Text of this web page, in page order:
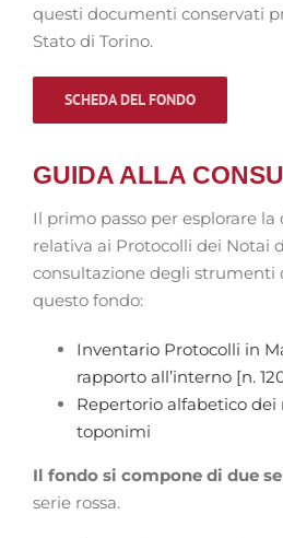
questi documenti conservati
Stato di Torino.
SCHEDA DEL FONDO
GUIDA ALLA
Il primo passo per esplorare
relativa ai Protocolli dei Notai
consultazione degli strumenti
questo fondo:
Inventario Protocolli in
rapporto all’interno [n.
Repertorio alfabetico
toponimi
Il fondo si compone di due
serie rossa.